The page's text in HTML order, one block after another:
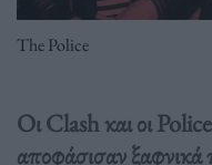
The Police
Oι Clash και οι
αποφάσισαν ξαφνικά